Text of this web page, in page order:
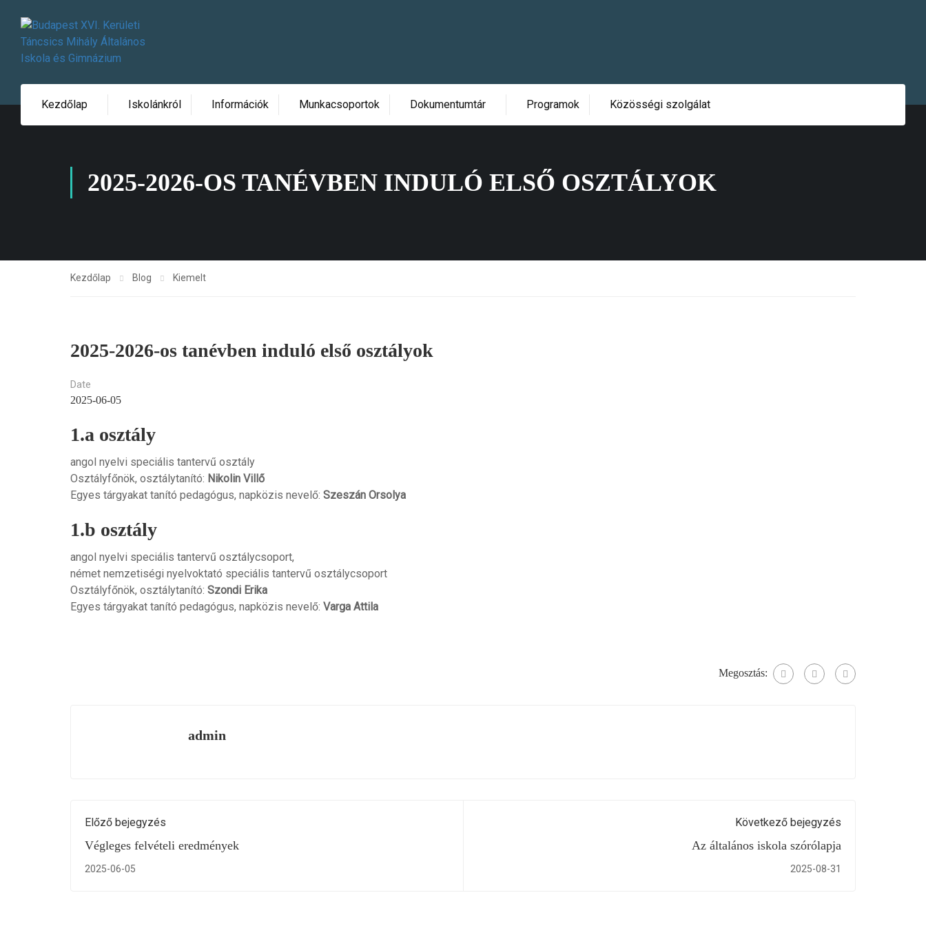
Kezdőlap Iskolánkról Információk Munkacsoportok Dokumentumtár Programok Közösségi szolgálat
2025-2026-OS TANÉVBEN INDULÓ ELSŐ OSZTÁLYOK
Kezdőlap Blog Kiemelt
2025-2026-os tanévben induló első osztályok
Date
2025-06-05
1.a osztály
angol nyelvi speciális tantervű osztály
Osztályfőnök, osztálytanító: Nikolin Villő
Egyes tárgyakat tanító pedagógus, napközis nevelő: Szeszán Orsolya
1.b osztály
angol nyelvi speciális tantervű osztálycsoport,
német nemzetiségi nyelvoktató speciális tantervű osztálycsoport
Osztályfőnök, osztálytanító: Szondi Erika
Egyes tárgyakat tanító pedagógus, napközis nevelő: Varga Attila
Megosztás:
admin
Előző bejegyzés
Végleges felvételi eredmények
2025-06-05
Következő bejegyzés
Az általános iskola szórólapja
2025-08-31